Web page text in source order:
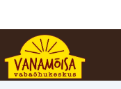
content